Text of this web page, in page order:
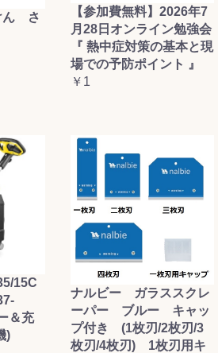
ん さ
【参加費無料】2026年7
月28日オンライン勉強会
『 熱中症対策の基本と現
場での予防ポイント 』
￥1
15C
＆充
)
ナルビー ガラススクレ
ーパー ブルー キャッ
プ付き (1枚刃/2枚刃/3
枚刃/4枚刃) 1枚刃用キ